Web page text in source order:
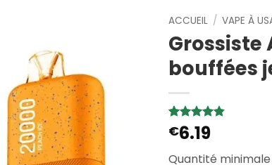
ACCUEIL / VAPE À
Grossiste
bouffées
Noté4.8
sur 5 basé
5
notations
€6.19
Quantité